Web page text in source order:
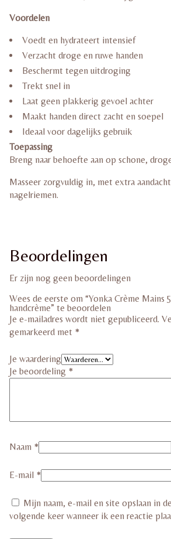
Voordelen
Voedt en hydrateert intensief
Verzacht droge en ruwe handen
Beschermt tegen uitdroging
Trekt snel in
Laat geen plakkerig gevoel achter
Maakt handen direct zacht en soepel
Ideaal voor dagelijks gebruik
Toepassing
Breng naar behoefte aan op schone,
Masseer zorgvuldig in, met extra
nagelriemen.
Beoordelingen
Er zijn nog geen beoordelingen
Wees de eerste om “Yonka Crème Mains
handcrème” te beoordelen
Je e-mailadres wordt niet gepubliceerd.
gemarkeerd met *
Je waardering
Je beoordeling *
Naam *
E-mail *
Mijn naam, e-mail en site opslaan in
volgende keer wanneer ik een reactie